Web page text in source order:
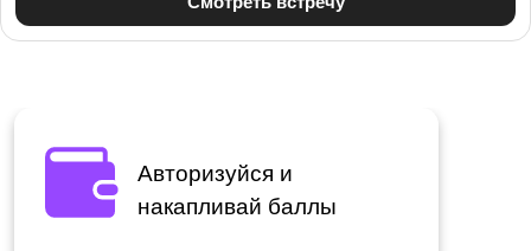
Авторизуйся и
накапливай баллы